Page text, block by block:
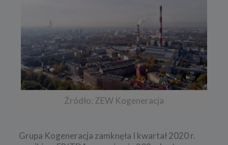
Źródło: ZEW Kogeneracja
Grupa Kogeneracja zamknęła I kwartał 2020 r.